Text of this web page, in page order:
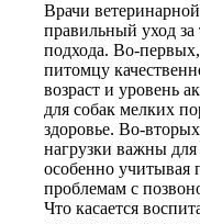
Врачи
правильный уход за
подхода. Во-
питомцу
возраст и уровень
для собак мелких
здоровье. Во-
нагрузки важны
особенно учитывая
проблемам с
Что касается